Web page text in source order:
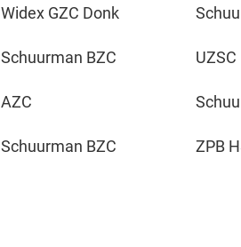
Widex GZC Donk
Schuurman BZC
UZSC
AZC
Schuurman BZC
ZPB